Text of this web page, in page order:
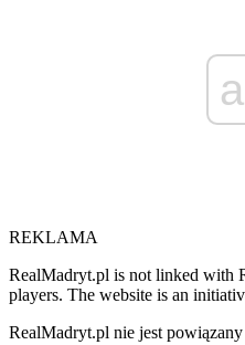
REKLAMA
RealMadryt.pl is not linked with
players. The website is an
RealMadryt.pl nie jest